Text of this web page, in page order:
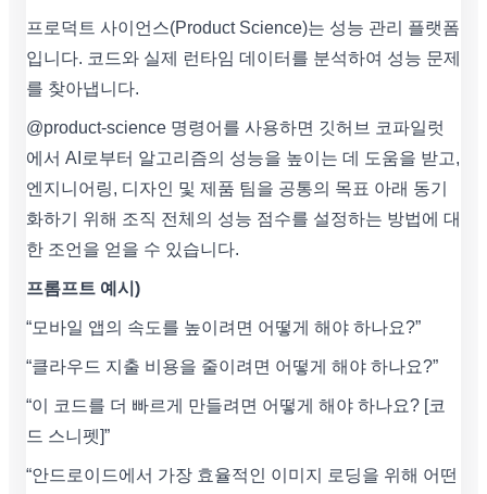
프로덕트 사이언스(Product Science)는 성능 관리 플랫폼
입니다. 코드와 실제 런타임 데이터를 분석하여 성능 문제
를 찾아냅니다.
@product-science 명령어를 사용하면 깃허브 코파일럿
에서 AI로부터 알고리즘의 성능을 높이는 데 도움을 받고,
엔지니어링, 디자인 및 제품 팀을 공통의 목표 아래 동기
화하기 위해 조직 전체의 성능 점수를 설정하는 방법에 대
한 조언을 얻을 수 있습니다.
프롬프트 예시)
“모바일 앱의 속도를 높이려면 어떻게 해야 하나요?”
“클라우드 지출 비용을 줄이려면 어떻게 해야 하나요?”
“이 코드를 더 빠르게 만들려면 어떻게 해야 하나요? [코
드 스니펫]”
“안드로이드에서 가장 효율적인 이미지 로딩을 위해 어떤